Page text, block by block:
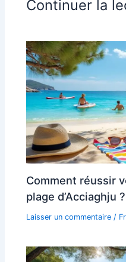
Continuer la
Comment réussir
plage d’Acciaghju ?
Laisser un commentaire /